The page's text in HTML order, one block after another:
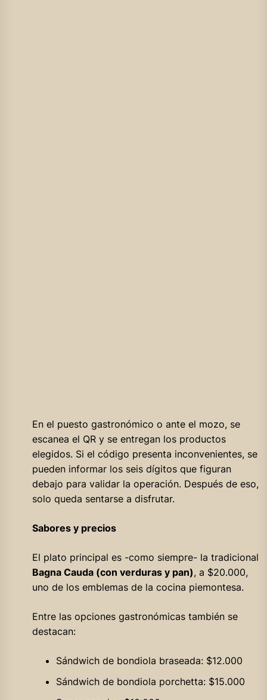
En el puesto gastronómico o ante el mozo, se
escanea el QR y se entregan los productos
elegidos. Si el código presenta inconvenientes, se
pueden informar los seis dígitos que figuran
debajo para validar la operación. Después de eso,
solo queda sentarse a disfrutar.
Sabores y precios
El plato principal es -como siempre- la tradicional
Bagna Cauda (con verduras y pan), a $20.000,
uno de los emblemas de la cocina piemontesa.
Entre las opciones gastronómicas también se
destacan:
Sándwich de bondiola braseada: $12.000
Sándwich de bondiola porchetta: $15.000